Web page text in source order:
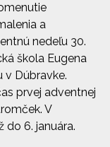
a
nedeľu 30.
škola Eugena
v Dúbravke.
prvej adventnej
V
6. januára.